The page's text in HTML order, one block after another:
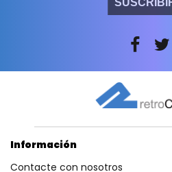
Información
Contacte con nosotros